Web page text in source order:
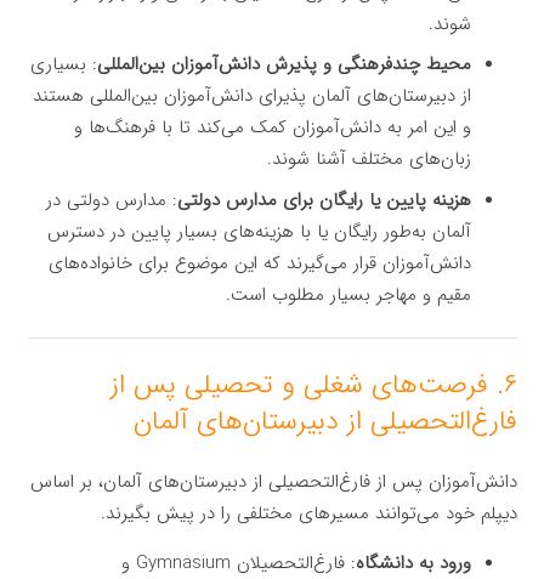
شوند.
محیط چندفرهنگی و پذیرش دانش‌آموزان بین‌المللی: بسیاری
از دبیرستان‌های آلمان پذیرای دانش‌آموزان بین‌المللی هستند
و این امر به دانش‌آموزان کمک می‌کند تا با فرهنگ‌ها و
زبان‌های مختلف آشنا شوند.
هزینه پایین یا رایگان برای مدارس دولتی: مدارس دولتی در
آلمان به‌طور رایگان یا با هزینه‌های بسیار پایین در دسترس
دانش‌آموزان قرار می‌گیرند که این موضوع برای خانواده‌های
مقیم و مهاجر بسیار مطلوب است.
۶. فرصت‌های شغلی و تحصیلی پس از
فارغ‌التحصیلی از دبیرستان‌های آلمان
دانش‌آموزان پس از فارغ‌التحصیلی از دبیرستان‌های آلمان، بر اساس
دیپلم خود می‌توانند مسیرهای مختلفی را در پیش بگیرند.
ورود به دانشگاه
: فارغ‌التحصیلان Gymnasium و